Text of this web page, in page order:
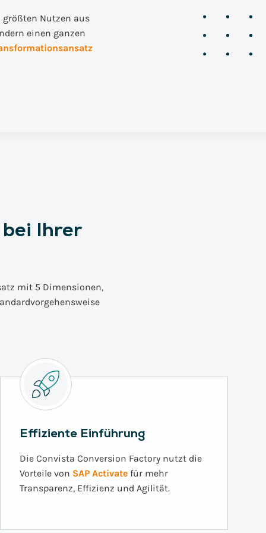
größten Nutzen aus
einen ganzen
Ihrer
mit 5 Dimensionen,
Effiziente Einführung
Die Convista Conversion Factory nutzt die
Vorteile von SAP Activate für mehr
Transparenz, Effizienz und Agilität.